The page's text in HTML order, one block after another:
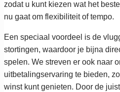
zodat u kunt kiezen wat het
nu gaat om flexibiliteit of tempo.
Een speciaal voordeel is de
stortingen, waardoor je bijna
spelen. We streven er ook naar
uitbetalingservaring te bieden,
winst kunt genieten. Door de